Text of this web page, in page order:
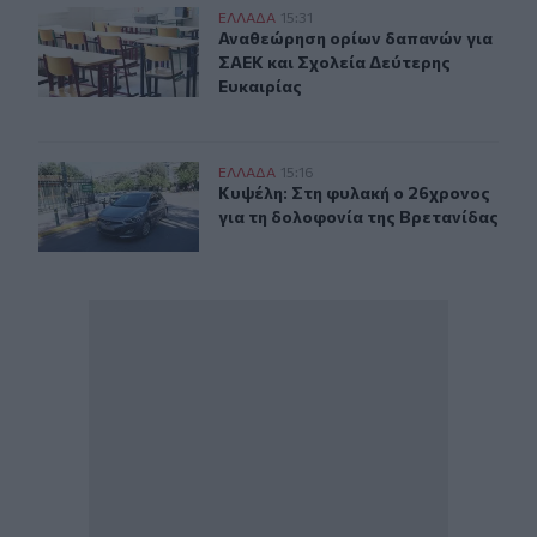
Αναθεώρηση ορίων δαπανών για ΣΑΕΚ και Σχολεία
ΕΛΛAΔΑ 15:31
Αναθεώρηση ορίων δαπανών για
Αναθεώρηση ορίων δαπανών για
ΣΑΕΚ και Σχολεία Δεύτερης
Ευκαιρίας
Κυψέλη: Στη φυλακή ο 26χρονος για τη δολοφονία της
ΕΛΛAΔΑ 15:16
Κυψέλη: Στη φυλακή ο 26χρονος
Κυψέλη: Στη φυλακή ο 26χρονος
για τη δολοφονία της Βρετανίδας